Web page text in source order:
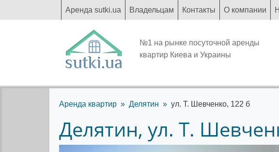
Аренда sutki.ua Владельцам Контакты О компании
№1 на рынке посуточной аренды
квартир Киева и Украины
Аренда квартир Делятин ул. Т. Шевченко, 122 б
Делятин, ул. Т.